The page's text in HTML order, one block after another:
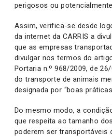
perigosos ou
Assim, verifica-se desde
da internet da CARRIS a
que as empresas
divulgar nos termos do
Portaria n.º 968/2009, de
do transporte de animais
designada por “boas
Do mesmo modo, a
que respeita ao tamanho
poderem ser transportáveis